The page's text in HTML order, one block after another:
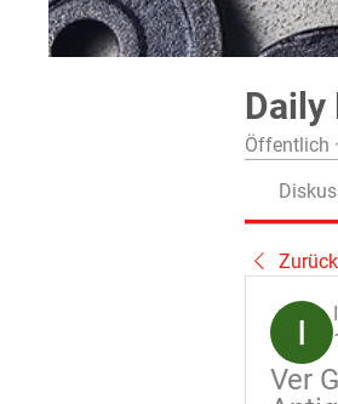
Öffentlich ·
Zurück
Ver